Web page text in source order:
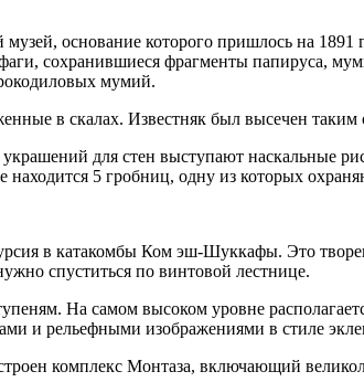
основание которого пришлось на
сохранившиеся фрагменты папируса,
мумий.
в скалах. Известняк был высечен
для стен выступают наскальные
5 гробниц, одну из которых
в катакомбы Ком эш-Шуккафы. Это
спуститься по винтовой лестнице.
На самом высоком уровне
и рельефными изображениями в стиле
комплекс Монтаза, включающий